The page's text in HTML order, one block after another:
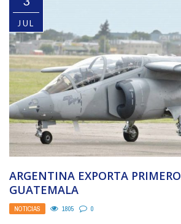
JUL
ARGENTINA EXPORTA
GUATEMALA
NOTICIAS 1805 0